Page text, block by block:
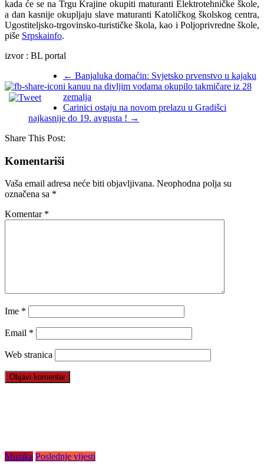
kada će se na Trgu Krajine okupiti maturanti Elektrotehničke škole,
a dan kasnije okupljaju slave maturanti Katoličkog školskog centra,
Ugostiteljsko-trgovinsko-turističke škola, kao i Poljoprivredne škole,
piše Srpskainfo.
izvor : BL portal
← Banjaluka domaćin: Svjetsko prvenstvo u kajaku
i kanuu na divljim vodama okupilo takmičare iz 28
zemalja
Carinici ostaju na novom prelazu u Gradišci
najkasnije do 19. avgusta ! →
Share This Post:
Komentariši
Vaša email adresa neće biti objavljivana. Neophodna polja su
označena sa *
Komentar *
Ime *
Email *
Web stranica
Muzika Poslednje vijesti